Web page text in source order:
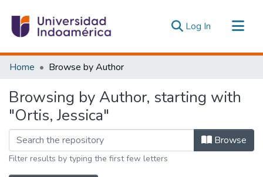
Log In (current)
Communities & Collections
Estadísticas Externas
Home Browse by Author
Browsing by Author, starting with
"Ortis, Jessica"
Browse
Filter results by typing the first few letters